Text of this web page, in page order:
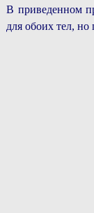
В приведенном
для обоих тел,